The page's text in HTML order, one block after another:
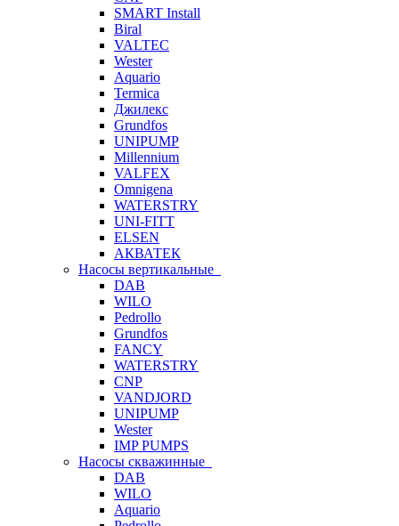
SMART Install
Biral
VALTEC
Wester
Aquario
Termica
Джилекс
Grundfos
UNIPUMP
Millennium
VALFEX
Omnigena
WATERSTRY
UNI-FITT
ELSEN
АКВАТЕК
Насосы вертикальные
DAB
WILO
Pedrollo
Grundfos
FANCY
WATERSTRY
CNP
VANDJORD
UNIPUMP
Wester
IMP PUMPS
Насосы скважинные
DAB
WILO
Aquario